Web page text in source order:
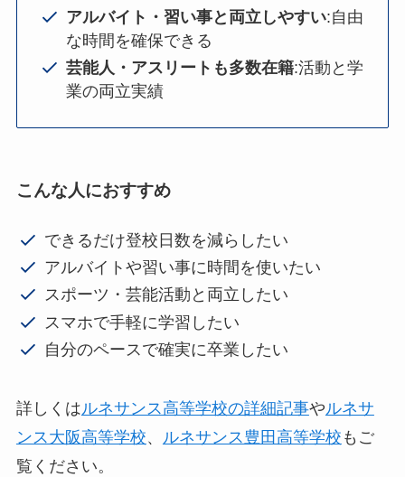
アルバイト・習い事と両立しやすい:自由
な時間を確保できる
芸能人・アスリートも多数在籍:活動と学
業の両立実績
こんな人におすすめ
できるだけ登校日数を減らしたい
アルバイトや習い事に時間を使いたい
スポーツ・芸能活動と両立したい
スマホで手軽に学習したい
自分のペースで確実に卒業したい
詳しくはルネサンス高等学校の詳細記事やルネサ
ンス大阪高等学校、 ルネサンス豊田高等学校 もご
覧ください。